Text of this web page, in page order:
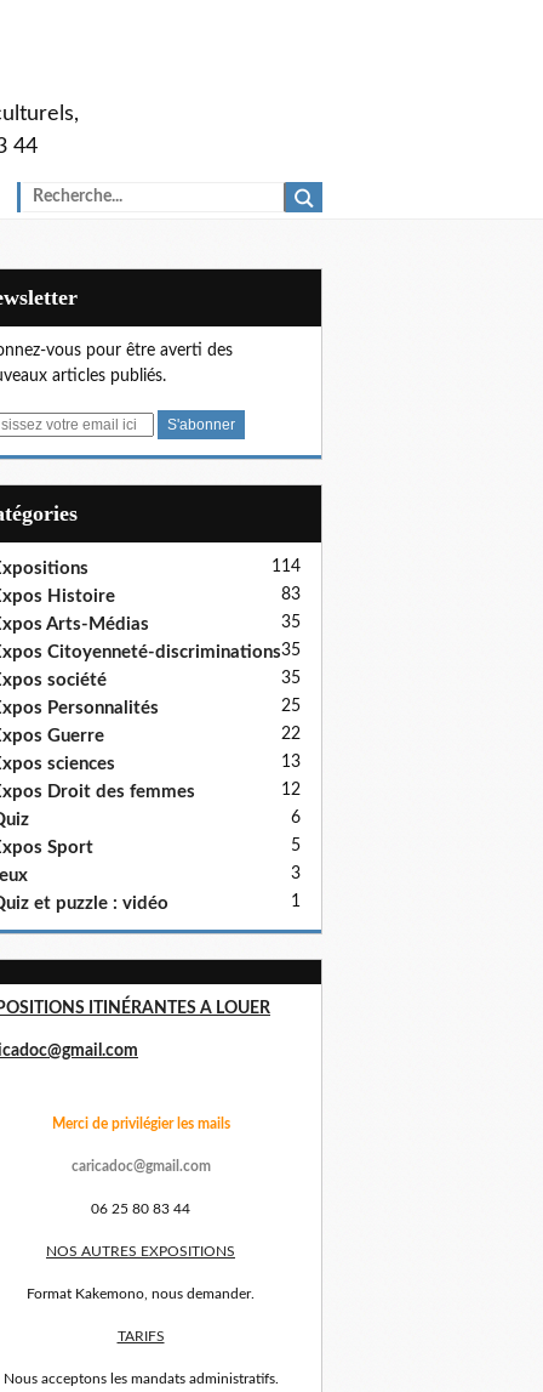
44
vous pour être averti des
articles publiés.
114
Histoire 83
Arts-Médias 35
Citoyenneté-discriminations35
société 35
Personnalités 25
Guerre 22
sciences 13
Droit des femmes 12
6
Sport 5
3
et puzzle : vidéo 1
ITINÉRANTES A LOUER
Merci de privilégier les mails
caricadoc@gmail.com
06 25 80 83 44
NOS AUTRES EXPOSITIONS
Format Kakemono, nous demander.
TARIFS
Nous acceptons les mandats administratifs.